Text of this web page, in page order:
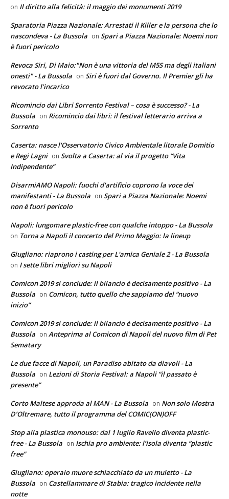
on Il diritto alla felicità: il maggio dei monumenti 2019
Sparatoria Piazza Nazionale: Arrestati il Killer e la persona che lo
nascondeva - La Bussola on Spari a Piazza Nazionale: Noemi non
è fuori pericolo
Revoca Siri, Di Maio:"Non è una vittoria del M5S ma degli italiani
onesti" - La Bussola on Siri è fuori dal Governo. Il Premier gli ha
revocato l’incarico
Ricomincio dai Libri Sorrento Festival – cosa è successo? - La
Bussola on Ricomincio dai libri: il festival letterario arriva a
Sorrento
Caserta: nasce l'Osservatorio Civico Ambientale litorale Domitio
e Regi Lagni on Svolta a Caserta: al via il progetto “Vita
Indipendente”
DisarmiAMO Napoli: fuochi d'artificio coprono la voce dei
manifestanti - La Bussola on Spari a Piazza Nazionale: Noemi
non è fuori pericolo
Napoli: lungomare plastic-free con qualche intoppo - La Bussola
on Torna a Napoli il concerto del Primo Maggio: la lineup
Giugliano: riaprono i casting per L'amica Geniale 2 - La Bussola
on I sette libri migliori su Napoli
Comicon 2019 si conclude: il bilancio è decisamente positivo - La
Bussola on Comicon, tutto quello che sappiamo del “nuovo
inizio”
Comicon 2019 si conclude: il bilancio è decisamente positivo - La
Bussola on Anteprima al Comicon di Napoli del nuovo film di Pet
Sematary
Le due facce di Napoli, un Paradiso abitato da diavoli - La
Bussola on Lezioni di Storia Festival: a Napoli “il passato è
presente”
Corto Maltese approda al MAN - La Bussola on Non solo Mostra
D’Oltremare, tutto il programma del COMIC(ON)OFF
Stop alla plastica monouso: dal 1 luglio Ravello diventa plastic-
free - La Bussola on Ischia pro ambiente: l’isola diventa “plastic
free”
Giugliano: operaio muore schiacchiato da un muletto - La
Bussola on Castellammare di Stabia: tragico incidente nella
notte